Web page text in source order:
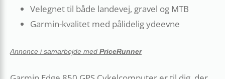
Velegnet til både landevej, gravel og MTB
Garmin-kvalitet med pålidelig ydeevne
Annonce i samarbejde med PriceRunner